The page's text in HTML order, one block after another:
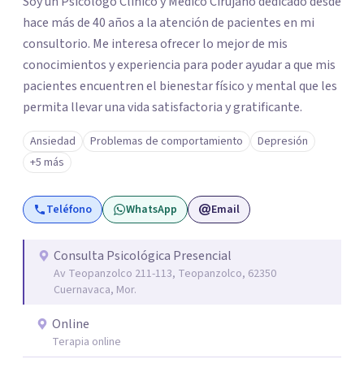
hace más de 40 años a la atención de pacientes en mi
consultorio. Me interesa ofrecer lo mejor de mis
conocimientos y experiencia para poder ayudar a que mis
pacientes encuentren el bienestar físico y mental que les
permita llevar una vida satisfactoria y gratificante.
Ansiedad Problemas de comportamiento
Depresión
+5 más
Teléfono WhatsApp Email
Consulta Psicológica Presencial
Av Teopanzolco 211-113, Teopanzolco, 62350
Cuernavaca, Mor.
Online
Terapia online